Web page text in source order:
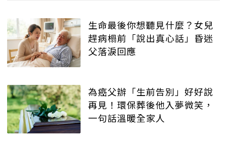
生命最後你想聽見什麼？女兒
趕病榻前「說出真心話」昏迷
父落淚回應
為癌父辦「生前告別」好好說
再見！環保葬後他入夢微笑，
一句話溫暖全家人